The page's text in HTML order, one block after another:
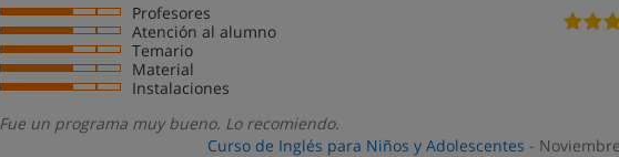
Profesores
Atención al alumno
Temario
Material
Instalaciones
Fue un programa muy bueno. Lo recomiendo.
Curso de Inglés para Niños y Adolescentes -